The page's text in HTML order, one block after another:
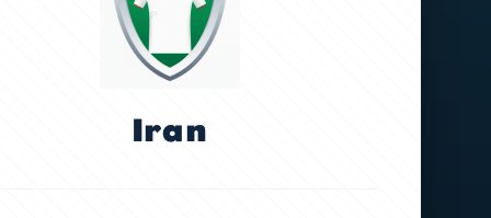
Iran